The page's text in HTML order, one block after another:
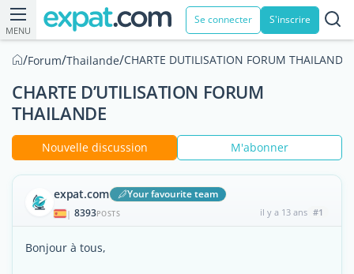
MENU
Se connecter S'inscrire
/Forum/Thailande/CHARTE DUTILISATION FORUM THAILANDE
CHARTE D’UTILISATION FORUM
THAILANDE
Nouvelle discussion M'abonner
expat.com Your favourite team
| 8393POSTS il y a 13 ans #1
Bonjour à tous,